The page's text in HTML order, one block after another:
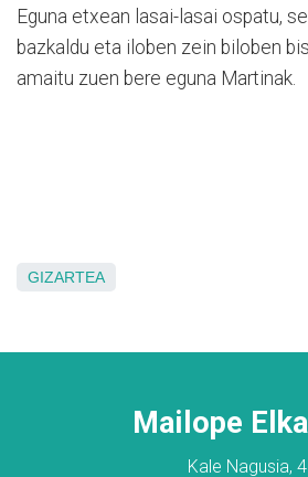
Eguna etxean lasai-lasai ospatu,
bazkaldu eta iloben zein biloben
amaitu zuen bere eguna Martinak.
GIZARTEA
Mailope
Kale Nagusia, 4